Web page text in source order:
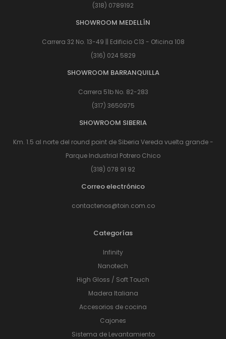
(318) 0789192
SHOWROOM MEDELLÍN
Carrera 32 No. 13-49 || Edificio C13 - Oficina 108
(316) 024 5829
SHOWROOM BARRANQUILLA
Carrera 51b No. 82-283
(317) 3650975
SHOWROOM SIBERIA
Km. 1.5 al norte del round point de Siberia Vereda vuelta grande -
Parque Industrial Potrero Chico
(318) 078 91 92
Correo electrónico
contactenos@toin.com.co
Categorías
Infinity
Nanotech
High Gloss / Soft Touch
Madera Italiana
Accesorios de cocina
Cajones
Sistema de Levantamiento